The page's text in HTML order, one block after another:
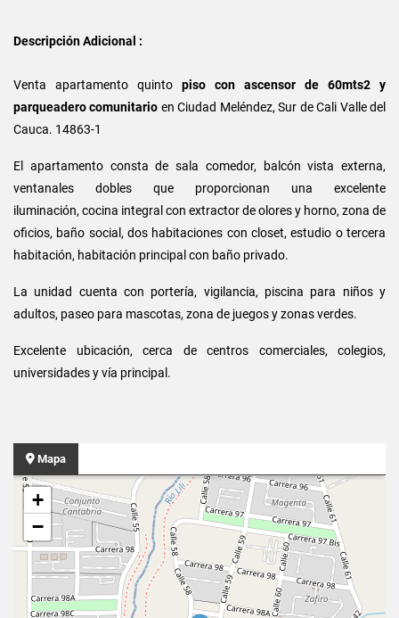
Descripción Adicional :
Venta apartamento quinto piso con ascensor de 60mts2 y
parqueadero comunitario en Ciudad Meléndez, Sur de Cali Valle del
Cauca. 14863-1
El apartamento consta de sala comedor, balcón vista externa,
ventanales dobles que proporcionan una excelente
iluminación, cocina integral con extractor de olores y horno, zona de
oficios, baño social, dos habitaciones con closet, estudio o tercera
habitación, habitación principal con baño privado.
La unidad cuenta con portería, vigilancia, piscina para niños y
adultos, paseo para mascotas, zona de juegos y zonas verdes.
Excelente ubicación, cerca de centros comerciales, colegios,
universidades y vía principal.
Mapa
+
−